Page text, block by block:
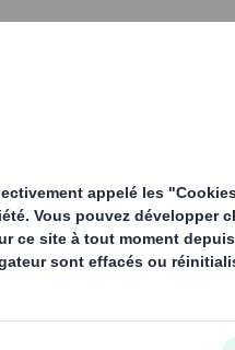
dans l'emballage, une